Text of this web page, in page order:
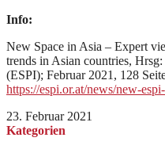
Info:
New Space in Asia – Expert
trends in Asian countries,
(ESPI); Februar 2021, 128
https://espi.or.at/news/new-
23. Februar 2021
Kategorien